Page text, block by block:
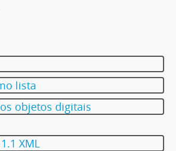
lista
objetos digitais
XML